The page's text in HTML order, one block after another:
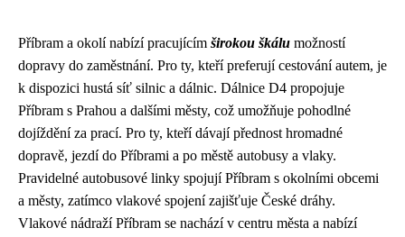
Příbram a okolí nabízí pracujícím širokou škálu možností
dopravy do zaměstnání. Pro ty, kteří preferují cestování autem, je
k dispozici hustá síť silnic a dálnic. Dálnice D4 propojuje
Příbram s Prahou a dalšími městy, což umožňuje pohodlné
dojíždění za prací. Pro ty, kteří dávají přednost hromadné
dopravě, jezdí do Příbrami a po městě autobusy a vlaky.
Pravidelné autobusové linky spojují Příbram s okolními obcemi
a městy, zatímco vlakové spojení zajišťuje České dráhy.
Vlakové nádraží Příbram se nachází v centru města a nabízí